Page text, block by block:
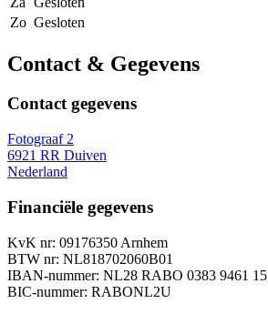
Zo Gesloten
Contact & Gegevens
Contact gegevens
Fotograaf 2
6921 RR Duiven
Nederland
Financiële gegevens
KvK nr: 09176350 Arnhem
BTW nr: NL818702060B01
IBAN-nummer: NL28 RABO 0383 9461 15
BIC-nummer: RABONL2U